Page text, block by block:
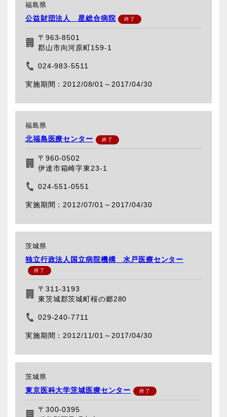
福島県
公益財団法人 星総合病院
〒963-8501
郡山市向河原町159-1
024-983-5511
2012/08/01～ 2017/04/30
福島県
北福島医療センター
〒960-0502
伊達市箱崎字東23-1
024-551-0551
2012/07/01～ 2017/04/30
茨城県
独立行政法人国立病院機構 水戸医療センター
〒311-3193
東茨城郡茨城町桜の郷280
029-240-7711
2012/11/01～ 2017/04/30
茨城県
東京医科大学茨城医療センター
〒300-0395